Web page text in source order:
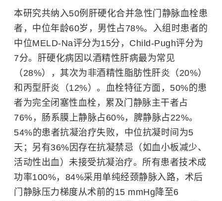
本研究共纳入50例肝硬化合并急性门静脉血栓患
者，中位年龄60岁，男性占78%。入组时患者的
中位MELD-Na评分为15分，Child-Pugh评分为
7分。肝硬化病因以酒精性肝病最为常见
（28%），其次为非酒精性脂肪性肝炎（20%）
和丙型肝炎（12%）。血栓特征方面，50%的患
者为完全闭塞性血栓，累及门静脉主干者占
76%，肠系膜上静脉占60%，脾静脉占22%。
54%的患者抗凝治疗失败，中位抗凝时间为5
天；另有36%因存在抗凝禁忌（如 血小板减少、
活动性出血）未接受抗凝治疗。所有患者技术成
功率100%，84%采用单纯经颈静脉入路，术后
门静脉压力梯度从术前的15 mmHg降至6